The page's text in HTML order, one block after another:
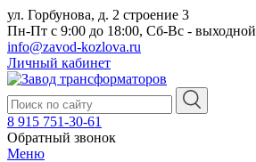
ул. Горбунова, д. 2 строение 3
Пн-Пт с 9:00 до 18:00, Сб-Вс - выходной
info@zavod-kozlova.ru
Личный кабинет
8 915 751-30-61
Обратный звонок
Меню